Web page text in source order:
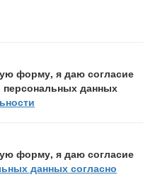
форму, я даю согласие
персональных данных
форму, я даю согласие
данных согласно